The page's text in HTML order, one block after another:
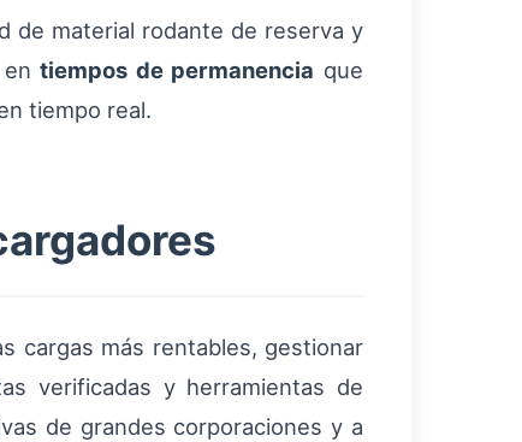
de material rodante de reserva y
entiempos de permanencia que
tiempo real.
cargas más rentables, gestionar
verificadas y herramientas de
de grandes corporaciones y a